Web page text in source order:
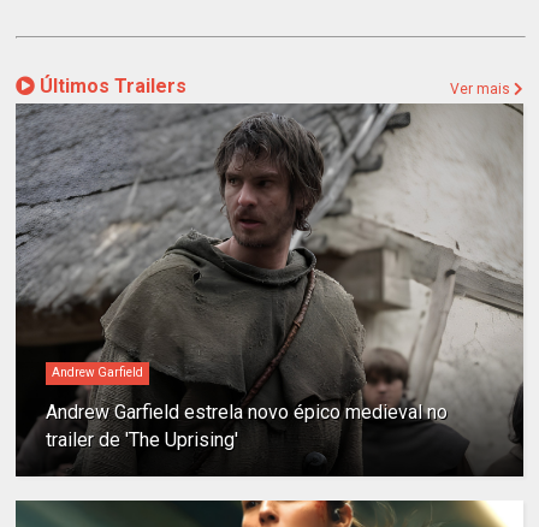
Últimos Trailers Ver mais
Andrew Garfield
Andrew Garfield estrela novo épico medieval no
trailer de 'The Uprising'